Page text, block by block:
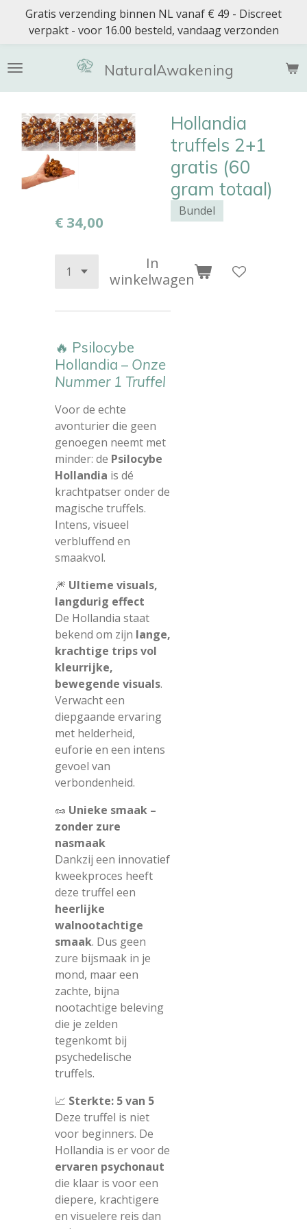
direct
de
NaturalAwakening
Gratis verzending binnen NL vanaf € 49 - Discreet
verpakt - voor 16.00 besteld, vandaag verzonden
Hollandia
truffels 2+1
gratis (60
gram totaal)
Bundel
€ 34,00
In
winkelwagen
🔥 Psilocybe
Hollandia – Onze
Nummer 1 Truffel
Voor de echte
avonturier die geen
genoegen neemt met
minder: de Psilocybe
Hollandia is dé
krachtpatser onder de
magische truffels.
Intens, visueel
verbluffend en
smaakvol.
🎆 Ultieme visuals,
langdurig effect
De Hollandia staat
bekend om zijn lange,
krachtige trips vol
kleurrijke,
bewegende visuals.
Verwacht een
diepgaande ervaring
met helderheid,
euforie en een intens
gevoel van
verbondenheid.
🥜 Unieke smaak –
zonder zure
nasmaak
Dankzij een innovatief
kweekproces heeft
deze truffel een
heerlijke
walnootachtige
smaak. Dus geen
zure bijsmaak in je
mond, maar een
zachte, bijna
nootachtige beleving
die je zelden
tegenkomt bij
psychedelische
truffels.
📈 Sterkte: 5 van 5
Deze truffel is niet
voor beginners. De
Hollandia is er voor de
ervaren psychonaut
die klaar is voor een
diepere, krachtigere
en visuelere reis dan